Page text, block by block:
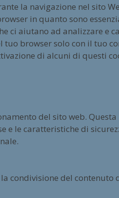
la navigazione nel sito
in quanto sono
ci aiutano ad analizzare e
browser solo con il tuo
di alcuni di questi
del sito web. Questa
e le caratteristiche di
condivisione del